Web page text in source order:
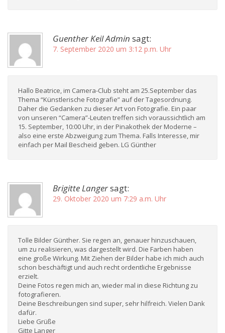
Guenther Keil Admin sagt:
7. September 2020 um 3:12 p.m. Uhr
Hallo Beatrice, im Camera-Club steht am 25.September das
Thema “Künstlerische Fotografie” auf der Tagesordnung.
Daher die Gedanken zu dieser Art von Fotografie. Ein paar
von unseren “Camera”-Leuten treffen sich voraussichtlich am
15. September, 10:00 Uhr, in der Pinakothek der Moderne –
also eine erste Abzweigung zum Thema. Falls Interesse, mir
einfach per Mail Bescheid geben. LG Günther
Brigitte Langersagt:
29. Oktober 2020 um 7:29 a.m. Uhr
Tolle Bilder Günther. Sie regen an, genauer hinzuschauen,
um zu realisieren, was dargestellt wird. Die Farben haben
eine große Wirkung. Mit Ziehen der Bilder habe ich mich auch
schon beschäftigt und auch recht ordentliche Ergebnisse
erzielt.
Deine Fotos regen mich an, wieder mal in diese Richtung zu
fotografieren.
Deine Beschreibungen sind super, sehr hilfreich. Vielen Dank
dafür.
Liebe Grüße
Gitte Langer